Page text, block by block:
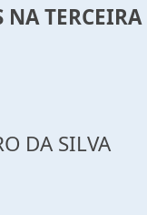
NA
DA SILVA